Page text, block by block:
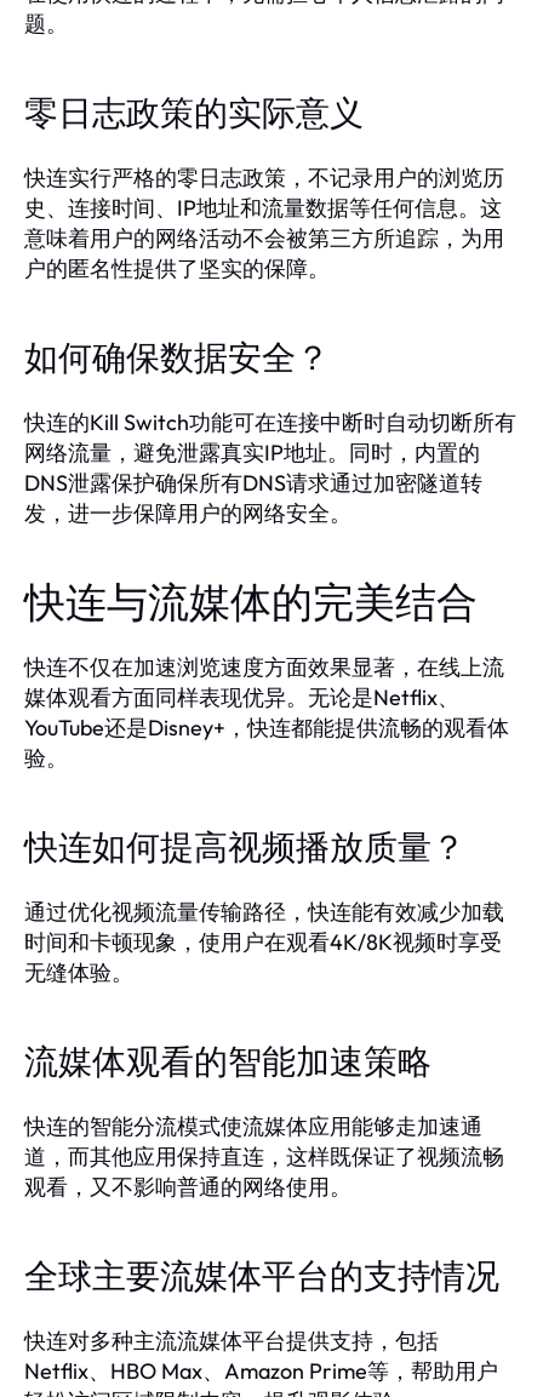
题。
零日志政策的实际意义
快连实行严格的零日志政策，不记录用户的浏览历
史、连接时间、IP地址和流量数据等任何信息。这
意味着用户的网络活动不会被第三方所追踪，为用
户的匿名性提供了坚实的保障。
如何确保数据安全？
快连的Kill Switch功能可在连接中断时自动切断所有
网络流量，避免泄露真实IP地址。同时，内置的
DNS泄露保护确保所有DNS请求通过加密隧道转
发，进一步保障用户的网络安全。
快连与流媒体的完美结合
快连不仅在加速浏览速度方面效果显著，在线上流
媒体观看方面同样表现优异。无论是Netflix、
YouTube还是Disney+，快连都能提供流畅的观看体
验。
快连如何提高视频播放质量？
通过优化视频流量传输路径，快连能有效减少加载
时间和卡顿现象，使用户在观看4K/8K视频时享受
无缝体验。
流媒体观看的智能加速策略
快连的智能分流模式使流媒体应用能够走加速通
道，而其他应用保持直连，这样既保证了视频流畅
观看，又不影响普通的网络使用。
全球主要流媒体平台的支持情况
快连对多种主流流媒体平台提供支持，包括
Netflix、HBO Max、Amazon Prime等，帮助用户